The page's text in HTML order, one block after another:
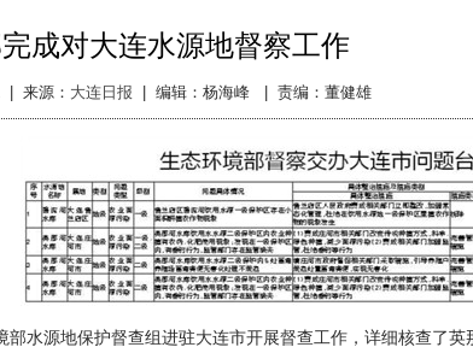
成对大连水源地督察工作
来源： 大连日报 编辑：杨海峰 | 责编：董健雄
源地保护督查组进驻大连市开展督查工作，详细核查了英